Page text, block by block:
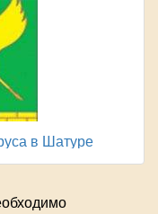
в Шатуре